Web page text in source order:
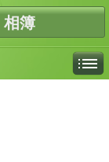
相簿